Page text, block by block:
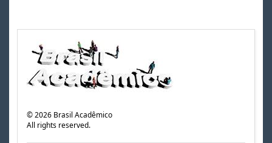
©2026 Brasil Acadêmico
All rights reserved.